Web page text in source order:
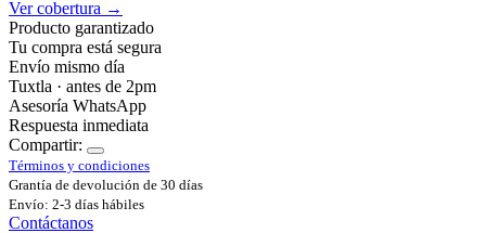
Ver cobertura →
Producto garantizado
Tu compra está segura
Envío mismo día
Tuxtla · antes de 2pm
Asesoría WhatsApp
Respuesta inmediata
Compartir:
Términos y condiciones
Grantía de devolución de 30 días
Envío: 2-3 días hábiles
Contáctanos